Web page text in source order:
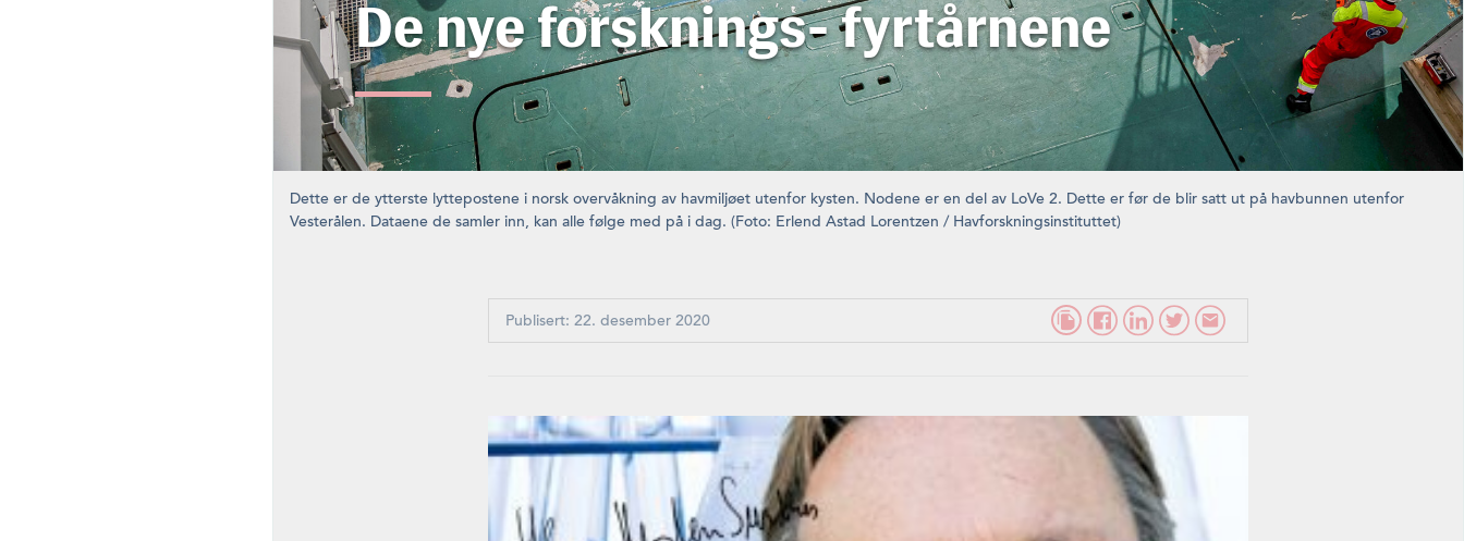
De nye forsknings- fyrtårnene
Dette er de ytterste lyttepostene i norsk overvåkning av havmiljøet utenfor kysten. Nodene er en del av LoVe 2. Dette er før de blir satt ut på havbunnen utenfor
Vesterålen. Dataene de samler inn, kan alle følge med på i dag. (Foto: Erlend Astad Lorentzen / Havforskningsinstituttet)
Publisert: 22. desember 2020